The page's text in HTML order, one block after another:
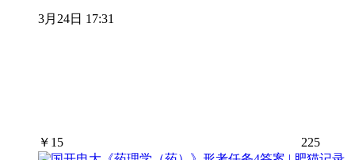
3月24日 17:31
￥ 15 225